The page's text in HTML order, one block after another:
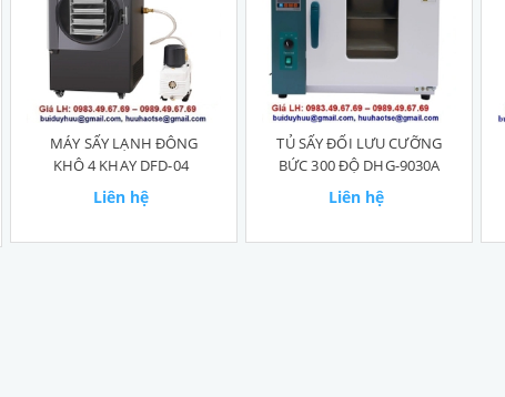
MÁY SẤY LẠNH ĐÔNG
KHÔ 4 KHAY DFD-04
Liên hệ
TỦ SẤY ĐỐI LƯU CƯỠNG
BỨC 300 ĐỘ DHG-9030A
Liên hệ